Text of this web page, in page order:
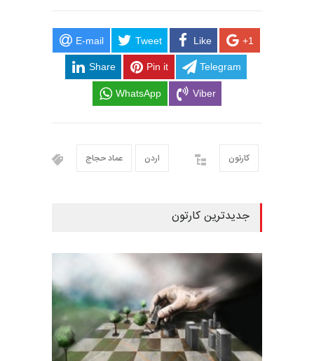
E-mail Tweet Like +1
Share Pin it Telegram
WhatsApp Viber
عماد حجاج اردن کارتون
جدیدترین کارتون